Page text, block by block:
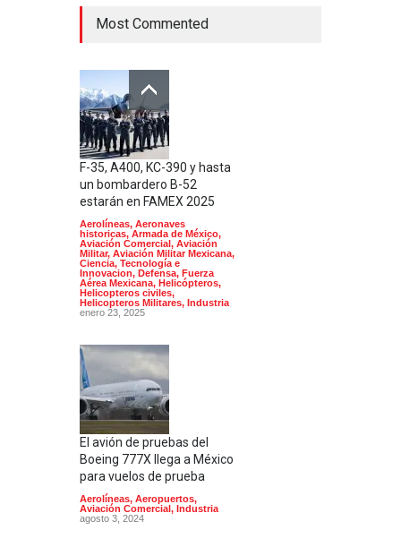
Most Commented
F-35, A400, KC-390 y hasta
un bombardero B-52
estarán en FAMEX 2025
Aerolíneas, Aeronaves
historicas, Armada de México,
Aviación Comercial , Aviación
Militar, Aviación Militar Mexicana,
Ciencia, Tecnología e
Innovacion, Defensa, Fuerza
Aérea Mexicana, Helicópteros,
Helicopteros civiles,
Helicopteros Militares, Industria
enero 23, 2025
El avión de pruebas del
Boeing 777X llega a México
para vuelos de prueba
Aerolíneas, Aeropuertos,
Aviación Comercial , Industria
agosto 3, 2024